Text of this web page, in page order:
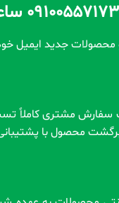
جدید ایمیل خود
محصول با